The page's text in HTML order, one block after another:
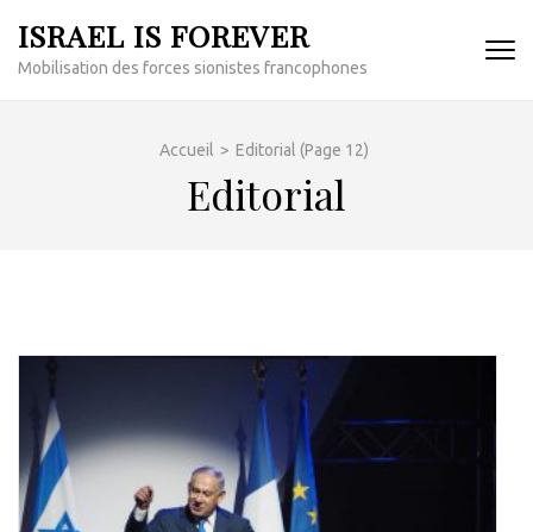
au
contenu
ISRAEL IS FOREVER
Mobilisation des forces sionistes francophones
Accueil > Editorial (Page 12)
Editorial